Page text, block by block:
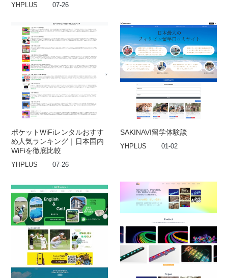
YHPLUS 07-26
ポケットWiFiレンタルおすす
め人気ランキング｜日本国内
WiFiを徹底比較
YHPLUS 07-26
SAKINAVI留学体験談
YHPLUS 01-02